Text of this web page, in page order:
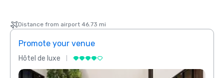
Distance from airport 46.73 mi
Promote your venue
Hôtel de luxe